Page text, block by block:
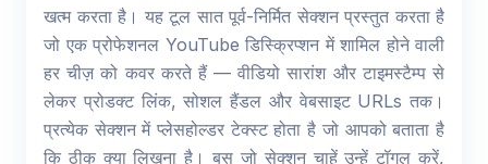
खत्म करता है। यह टूल सात पूर्व-निर्मित सेक्शन प्रस्तुत करता है
जो एक प्रोफेशनल YouTube डिस्क्रिप्शन में शामिल होने वाली
हर चीज़ को कवर करते हैं — वीडियो सारांश और टाइमस्टैम्प से
लेकर प्रोडक्ट लिंक, सोशल हैंडल और वेबसाइट URLs तक।
प्रत्येक सेक्शन में प्लेसहोल्डर टेक्स्ट होता है जो आपको बताता है
कि ठीक क्या लिखना है। बस जो सेक्शन चाहें उन्हें टॉगल करें,